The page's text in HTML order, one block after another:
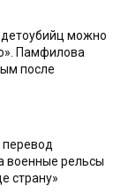
можно
Памфилова
после
перевод
военные рельсы
страну»